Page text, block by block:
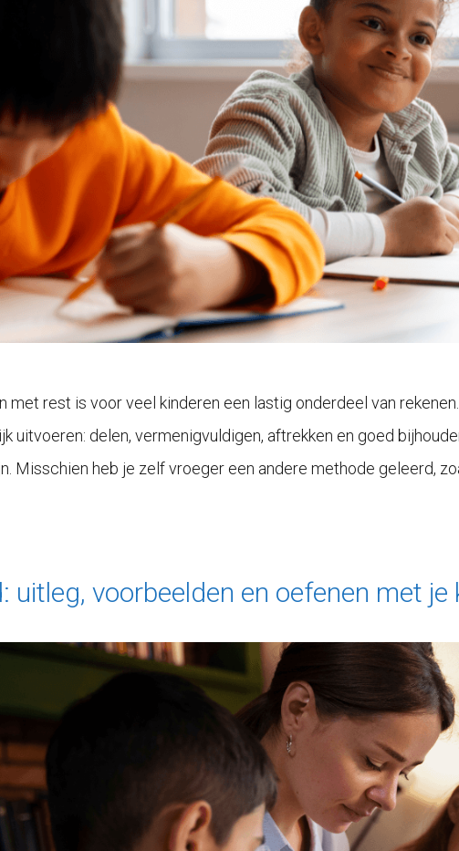
met rest is voor veel kinderen een lastig onderdeel van
uitvoeren: delen, vermenigvuldigen, aftrekken en goed
Misschien heb je zelf vroeger een andere methode geleerd,
uitleg, voorbeelden en oefenen met je